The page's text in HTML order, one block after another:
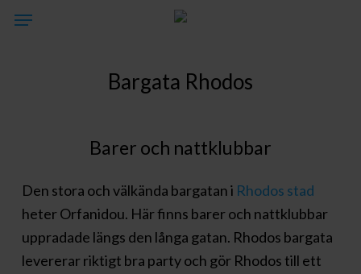
SkipMenu
Bargata Rhodos
Barer och nattklubbar
Den stora och välkända bargatan i Rhodos stad
heter Orfanidou. Här finns barer och nattklubbar
uppradade längs den långa gatan. Rhodos bargata
levererar riktigt bra party och gör Rhodos till ett